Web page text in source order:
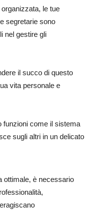
le tue
segretarie sono
nel gestire gli
il succo di questo
vita personale e
funzioni come il sistema
sugli altri in un delicato
ottimale, è necessario